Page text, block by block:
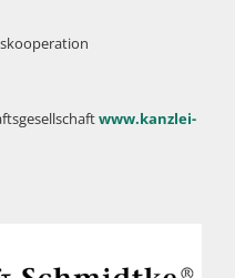
www.kanzlei-